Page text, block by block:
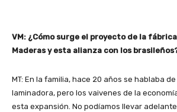
VM: ¿Cómo surge el proyecto de la
Maderas y esta alianza con los
MT: En la familia, hace 20 años se hablaba
laminadora, pero los vaivenes de la
esta expansión. No podíamos llevar